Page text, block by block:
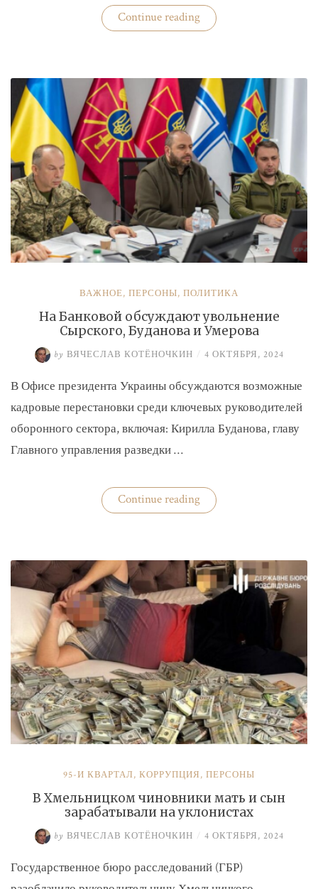
Continue reading«Комитет
ВР
налогов»
ВАЖНОЕ, ПЕРСОНЫ, ПОЛИТИКА
На Банковой обсуждают увольнение
Сырского, Буданова и Умерова
by ВЯЧЕСЛАВ КОТЁНОЧКИН / 4 ОКТЯБРЯ, 2024
В Офисе президента Украины обсуждаются возможные
кадровые перестановки среди ключевых руководителей
оборонного сектора, включая: Кирилла Буданова, главу
Главного управления разведки …
Continue reading«На
Банковой
Буданова
и
Умерова»
95-Й КВАРТАЛ, КОРРУПЦИЯ, ПЕРСОНЫ
В Хмельницком чиновники мать и сын
зарабатывали на уклонистах
by ВЯЧЕСЛАВ КОТЁНОЧКИН / 4 ОКТЯБРЯ, 2024
Государственное бюро расследований (ГБР)